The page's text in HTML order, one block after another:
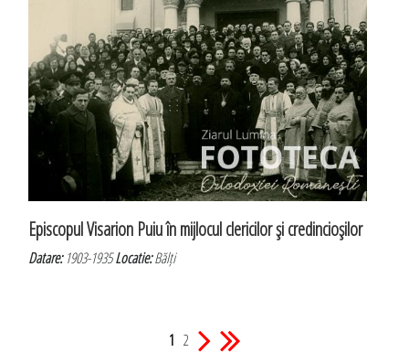
Episcopul Visarion Puiu în mijlocul clericilor şi credincioşilor
Datare:1903-1935Locatie:Bălți
1 2